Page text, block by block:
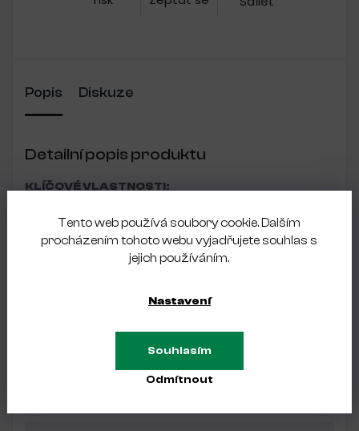
Tento web používá soubory cookie. Dalším
procházením tohoto webu vyjadřujete souhlas s
jejich používáním.
Nastavení
Odmítnout
Souhlasím
Popis Diskuze
Detailní popis produktu
KLÍČOVÉ VLASTNOSTI:
obdélníkový plochý pusher + kroužek
snadné zatlačování kůžičky bez námahy
speciální kroužek pro čištění nánosů kůže z nehtové
protiskluzová rukojeť pro vynikající úchop
nerezová ocel AISI 420